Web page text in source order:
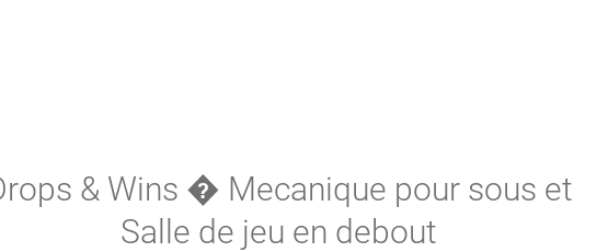
& Wins � Mecanique pour sous et
Salle de jeu en debout